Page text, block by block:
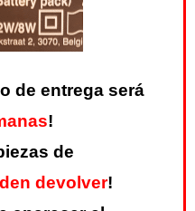
de entrega será
!
de
devolver!